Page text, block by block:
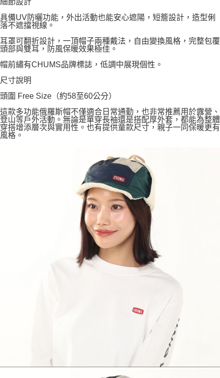
細節設計
具備UV防曬功能，外出活動也能安心遮陽，短簷設計，造型俐
落不遮擋視線。
耳罩可翻折設計，一頂帽子兩種戴法，自由變換風格，完整包覆
頭部與雙耳，防風保暖效果極佳。
帽前繡有CHUMS品牌標誌，低調中展現個性。
尺寸說明
頭圍 Free Size（約58至60公分）
這款多功能俄羅斯帽不僅適合日常通勤，也非常推薦用於露營、
登山等戶外活動。無論是單穿長袖還是搭配厚外套，都能為整體
穿搭增添層次與實用性。也有提供童款尺寸，親子一同保暖更有
風格。